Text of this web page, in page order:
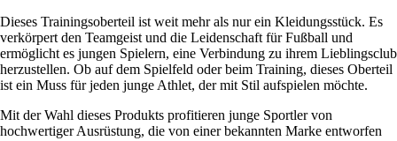
Dieses Trainingsoberteil ist weit mehr als nur ein Kleidungsstück. Es
verkörpert den Teamgeist und die Leidenschaft für Fußball und
ermöglicht es jungen Spielern, eine Verbindung zu ihrem Lieblingsclub
herzustellen. Ob auf dem Spielfeld oder beim Training, dieses Oberteil
ist ein Muss für jeden junge Athlet, der mit Stil aufspielen möchte.
Mit der Wahl dieses Produkts profitieren junge Sportler von
hochwertiger Ausrüstung, die von einer bekannten Marke entworfen